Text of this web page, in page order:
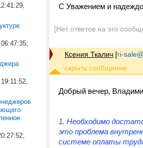
С Уважением и
[Нет ответов на это
Ксения Ткалич [ri-
Добрый вечер,
1. Необходимо
это проблема
системе оплаты